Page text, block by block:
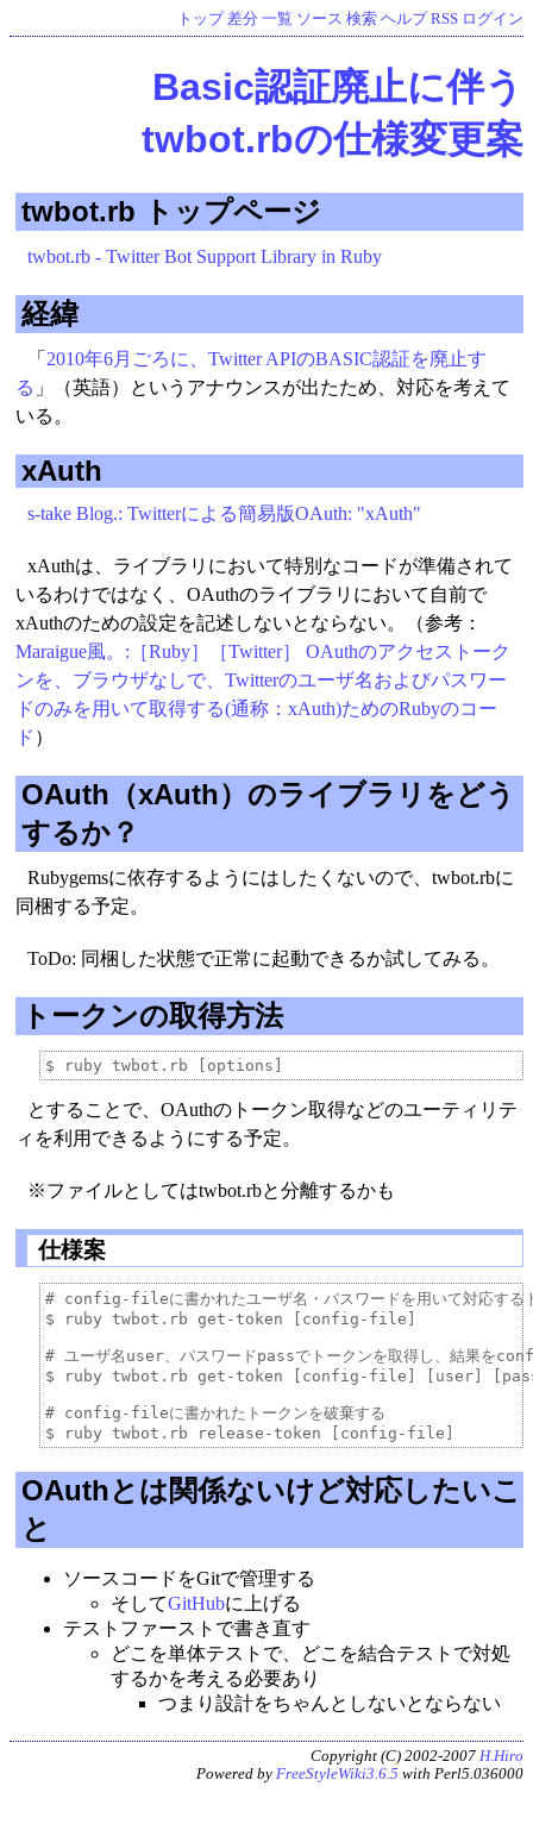
トップ 差分 一覧 ソース 検索 ヘルプ RSS ログイン
Basic認証廃止に伴う
twbot.rbの仕様変更案
twbot.rb トップページ
twbot.rb - Twitter Bot Support Library in Ruby
経緯
「 2010年6月ごろに、Twitter APIのBASIC認証を廃止す
る 」（英語）というアナウンスが出たため、対応を考えて
いる。
xAuth
s-take Blog.: Twitterによる簡易版OAuth: "xAuth"
xAuthは、ライブラリにおいて特別なコードが準備されて
いるわけではなく、OAuthのライブラリにおいて自前で
xAuthのための設定を記述しないとならない。（参考：
Maraigue風。:［Ruby］［Twitter］ OAuthのアクセストーク
ンを、ブラウザなしで、Twitterのユーザ名およびパスワー
ドのみを用いて取得する(通称：xAuth)ためのRubyのコー
ド ）
OAuth（xAuth）のライブラリをどう
するか？
Rubygemsに依存するようにはしたくないので、twbot.rbに
同梱する予定。
ToDo: 同梱した状態で正常に起動できるか試してみる。
トークンの取得方法
とすることで、OAuthのトークン取得などのユーティリテ
ィを利用できるようにする予定。
※ファイルとしてはtwbot.rbと分離するかも
仕様案
# config-fileに書かれたユーザ名・パスワードを用いて対応す
$ ruby twbot.rb get-token [config-file]
# ユーザ名user、パスワードpassでトークンを取得し、結果を
$ ruby twbot.rb get-token [config-file] [user]
# config-fileに書かれたトークンを破棄する
OAuthとは関係ないけど対応したいこ
と
ソースコードをGitで管理する
そしてGitHubに上げる
テストファーストで書き直す
どこを単体テストで、どこを結合テストで対処
するかを考える必要あり
つまり設計をちゃんとしないとならない
Copyright (C) 2002-2007 H.Hiro
Powered by FreeStyleWiki3.6.5 with Perl5.036000